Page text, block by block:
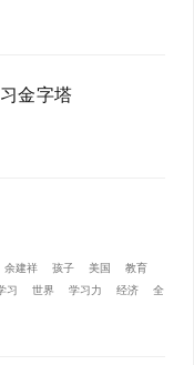
金字塔
余建祥 孩子 美国
教育
习 世界 学习力 经济
全